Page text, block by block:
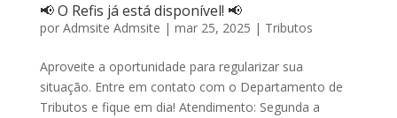
📢 O Refis já está disponível! 📢
por Admsite Admsite | mar 25, 2025 | Tributos
Aproveite a oportunidade para regularizar sua
situação. Entre em contato com o Departamento de
Tributos e fique em dia! Atendimento: Segunda a